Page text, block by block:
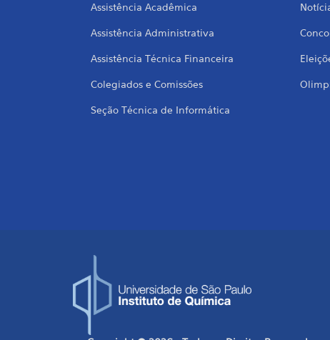
Assistência Acadêmica
Assistência Administrativa
Assistência Técnica Financeira
Colegiados e Comissões
Seção Técnica de Informática